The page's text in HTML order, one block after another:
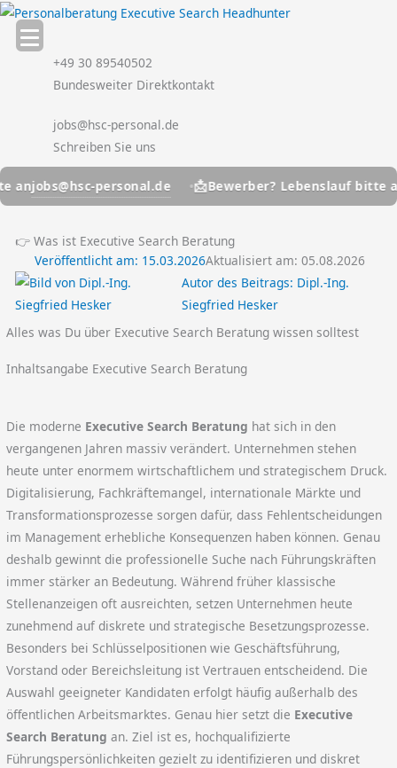
Zum
Inhalt
springen
+49 30 89540502
Bundesweiter Direktkontakt
jobs@hsc-personal.de
Schreiben Sie uns
personal.de 📩Bewerber? Lebenslauf bitte an
👉 Was ist Executive Search Beratung
Veröffentlicht am: 15.03.2026Aktualisiert am: 05.08.2026
Autor des Beitrags: Dipl.-Ing.
Siegfried Hesker
Alles was Du über Executive Search Beratung wissen solltest
Inhaltsangabe Executive Search Beratung
Die moderne Executive Search Beratung hat sich in den
vergangenen Jahren massiv verändert. Unternehmen stehen
heute unter enormem wirtschaftlichem und strategischem Druck.
Digitalisierung, Fachkräftemangel, internationale Märkte und
Transformationsprozesse sorgen dafür, dass Fehlentscheidungen
im Management erhebliche Konsequenzen haben können. Genau
deshalb gewinnt die professionelle Suche nach Führungskräften
immer stärker an Bedeutung. Während früher klassische
Stellenanzeigen oft ausreichten, setzen Unternehmen heute
zunehmend auf diskrete und strategische Besetzungsprozesse.
Besonders bei Schlüsselpositionen wie Geschäftsführung,
Vorstand oder Bereichsleitung ist Vertrauen entscheidend. Die
Auswahl geeigneter Kandidaten erfolgt häufig außerhalb des
öffentlichen Arbeitsmarktes. Genau hier setzt die Executive
Search Beratung an. Ziel ist es, hochqualifizierte
Führungspersönlichkeiten gezielt zu identifizieren und diskret